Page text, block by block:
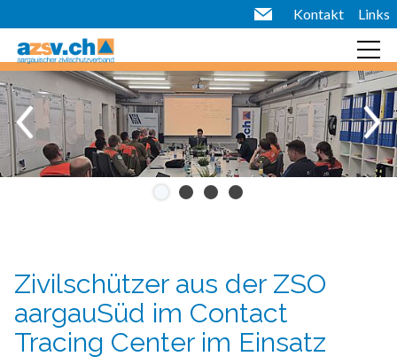
Links
Kontakt
Zivilschützer aus der ZSO
aargauSüd im Contact
Tracing Center im Einsatz